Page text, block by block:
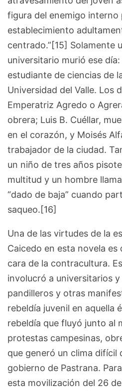
figura del enemigo interno
establecimiento
centrado.”[15] Solamente
universitario murió ese día:
estudiante de ciencias de
Universidad del Valle. Los
Emperatriz Agredo o
obrera; Luis B. Cuéllar,
en el corazón, y Moisés
trabajador de la ciudad.
un niño de tres años
multitud y un hombre
“dado de baja” cuando
saqueo.[16]
Una de las virtudes de la
Caicedo en esta novela es
cara de la contracultura.
involucró a universitarios y
pandilleros y otras
rebeldía juvenil en aquella
rebeldía que fluyó junto al
protestas campesinas,
que generó un clima difícil
gobierno de Pastrana.
esta movilización del 26